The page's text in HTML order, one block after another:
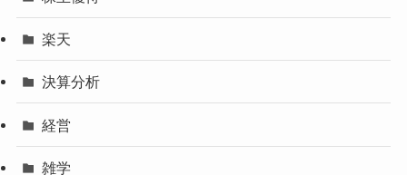
楽天
決算分析
経営
雑学